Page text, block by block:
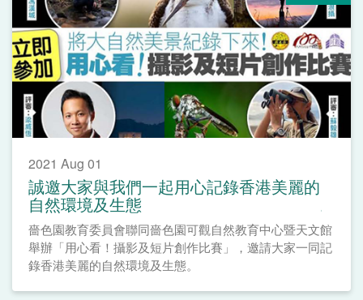
2021 Aug 01
誠邀大家與我們一起用心記錄香港美麗的
自然環境及生態
嗇色園教育委員會聯同嗇色園可觀自然教育中心暨天文館
舉辦「用心看！攝影及短片創作比賽」，邀請大家一同記
錄香港美麗的自然環境及生態。